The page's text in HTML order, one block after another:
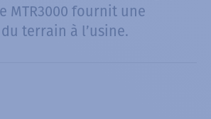
MTR3000 fournit une
terrain à l’usine.